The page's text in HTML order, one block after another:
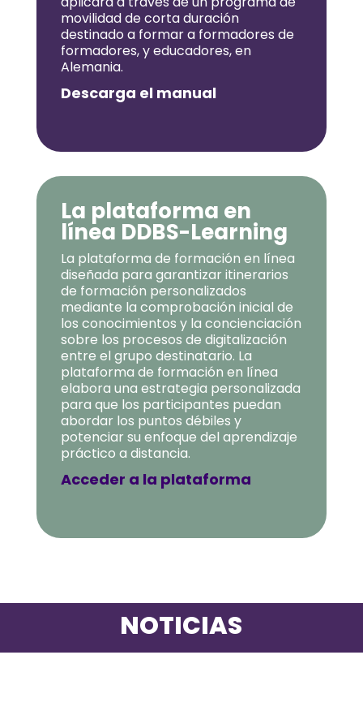
movilidad de corta duración
destinado a formar a formadores de
formadores, y educadores, en
Alemania.
Descarga el manual
La plataforma en
línea DDBS-Learning
La plataforma de formación en línea
diseñada para garantizar itinerarios
de formación personalizados
mediante la comprobación inicial de
los conocimientos y la concienciación
sobre los procesos de digitalización
entre el grupo destinatario. La
plataforma de formación en línea
elabora una estrategia personalizada
para que los participantes puedan
abordar los puntos débiles y
potenciar su enfoque del aprendizaje
práctico a distancia.
Acceder a la plataforma
NOTICIAS